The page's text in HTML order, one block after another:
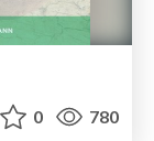
0 780